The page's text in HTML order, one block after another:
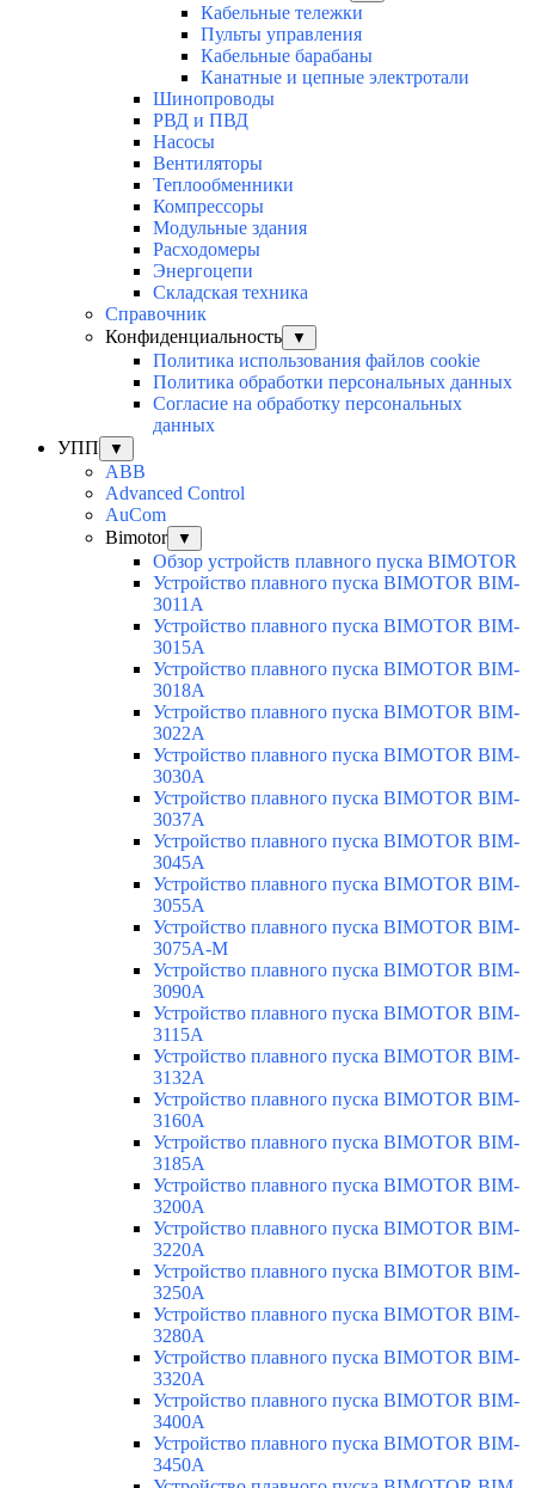
Кабельные тележки
Пульты управления
Кабельные барабаны
Канатные и цепные электротали
Шинопроводы
РВД и ПВД
Насосы
Вентиляторы
Теплообменники
Компрессоры
Модульные здания
Расходомеры
Энергоцепи
Складская техника
Справочник
Конфиденциальность
▼
Политика использования файлов cookie
Политика обработки персональных данных
Согласие на обработку персональных
данных
УПП
▼
ABB
Advanced Control
AuСom
Bimotor
▼
Обзор устройств плавного пуска BIMOTOR
Устройство плавного пуска BIMOTOR BIM-
3011A
Устройство плавного пуска BIMOTOR BIM-
3015A
Устройство плавного пуска BIMOTOR BIM-
3018A
Устройство плавного пуска BIMOTOR BIM-
3022A
Устройство плавного пуска BIMOTOR BIM-
3030A
Устройство плавного пуска BIMOTOR BIM-
3037A
Устройство плавного пуска BIMOTOR BIM-
3045A
Устройство плавного пуска BIMOTOR BIM-
3055A
Устройство плавного пуска BIMOTOR BIM-
3075A-M
Устройство плавного пуска BIMOTOR BIM-
3090A
Устройство плавного пуска BIMOTOR BIM-
3115A
Устройство плавного пуска BIMOTOR BIM-
3132A
Устройство плавного пуска BIMOTOR BIM-
3160A
Устройство плавного пуска BIMOTOR BIM-
3185A
Устройство плавного пуска BIMOTOR BIM-
3200A
Устройство плавного пуска BIMOTOR BIM-
3220A
Устройство плавного пуска BIMOTOR BIM-
3250A
Устройство плавного пуска BIMOTOR BIM-
3280A
Устройство плавного пуска BIMOTOR BIM-
3320A
Устройство плавного пуска BIMOTOR BIM-
3400A
Устройство плавного пуска BIMOTOR BIM-
3450A